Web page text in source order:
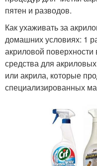
пятен и разводов.
Как ухаживать за
домашних условиях: 1
акриловой
средства для
или акрила, которые
специализированных